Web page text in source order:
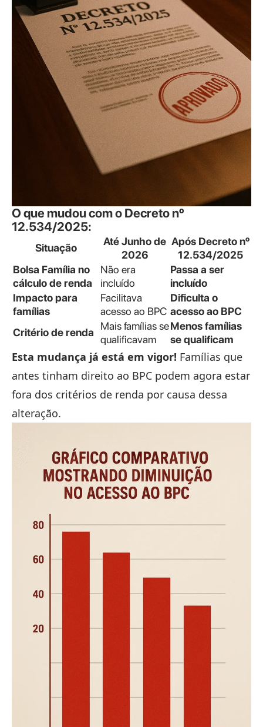
O que mudou com o Decreto nº
12.534/2025:
Situação
Até Junho de
2026
Após Decreto nº
12.534/2025
Bolsa Família no
cálculo de renda
Não era
incluído
Passa a ser
incluído
Impacto para
famílias
Facilitava
acesso ao BPC
Dificulta o
acesso ao BPC
Critério de renda
Mais famílias se
qualificavam
Menos famílias
se qualificam
Esta mudança já está em vigor! Famílias que
antes tinham direito ao BPC podem agora estar
fora dos critérios de renda por causa dessa
alteração.